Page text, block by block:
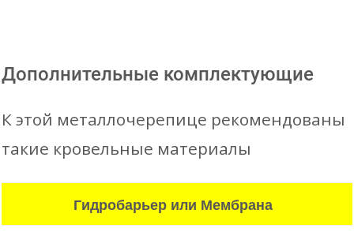
Дополнительные комплектующие
К этой металлочерепице рекомендованы
такие кровельные материалы
Гидробарьер или Мембрана